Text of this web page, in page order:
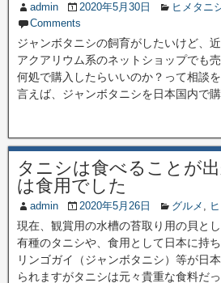
admin 2020年5月30日 ヒメタニ
Comments
ジャンボタニシの飼育がしたいけど、
アクアリウム系のネットショップでも
何処で購入したらいいのか？って相談
言えば、ジャンボタニシを日本国内で
タニシは食べることが
は食用でした
admin 2020年5月26日 グルメ ,
現在、観賞用の水槽の苔取り用の貝と
有種のタニシや、食用として日本に持
リンゴガイ（ジャンボタニシ）等が日
られますがタニシは元々貴重な食料だ